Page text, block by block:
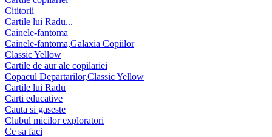
Cititorii
Cartile lui Radu...
Cainele-fantoma
Cainele-fantoma,Galaxia Copiilor
Classic Yellow
Cartile de aur ale copilariei
Copacul Departarilor,Classic Yellow
Cartile lui Radu
Carti educative
Cauta si gaseste
Clubul micilor exploratori
Ce sa faci